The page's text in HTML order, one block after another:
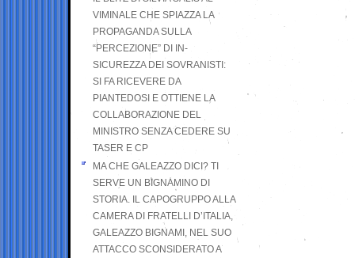
VIMINALE CHE SPIAZZA LA
PROPAGANDA SULLA
“PERCEZIONE” DI IN-
SICUREZZA DEI SOVRANISTI:
SI FA RICEVERE DA
PIANTEDOSI E OTTIENE LA
COLLABORAZIONE DEL
MINISTRO SENZA CEDERE SU
TASER E CP
MA CHE GALEAZZO DICI? TI
SERVE UN BIGNAMINO DI
STORIA. IL CAPOGRUPPO ALLA
CAMERA DI FRATELLI D’ITALIA,
GALEAZZO BIGNAMI, NEL SUO
ATTACCO SCONSIDERATO A